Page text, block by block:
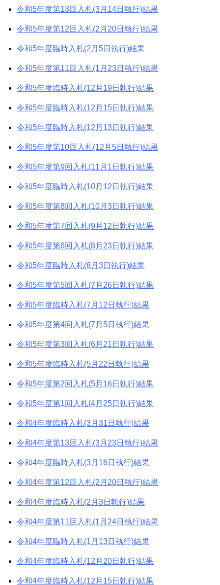
令和5年度第13回入札(3月14日執行)結果
令和5年度第12回入札(2月20日執行)結果
令和5年度臨時入札(2月5日執行)結果
令和5年度第11回入札(1月23日執行)結果
令和5年度臨時入札(12月19日執行)結果
令和5年度臨時入札(12月15日執行)結果
令和5年度臨時入札(12月13日執行)結果
令和5年度第10回入札(12月5日執行)結果
令和5年度第9回入札(11月1日執行)結果
令和5年度臨時入札(10月12日執行)結果
令和5年度第8回入札(10月3日執行)結果
令和5年度第7回入札(9月12日執行)結果
令和5年度第6回入札(8月23日執行)結果
令和5年度臨時入札(8月3日執行)結果
令和5年度第5回入札(7月26日執行)結果
令和5年度臨時入札(7月12日執行)結果
令和5年度第4回入札(7月5日執行)結果
令和5年度第3回入札(6月21日執行)結果
令和5年度臨時入札(5月22日執行)結果
令和5年度第2回入札(5月16日執行)結果
令和5年度第1回入札(4月25日執行)結果
令和4年度臨時入札(3月31日執行)結果
令和4年度第13回入札(3月23日執行)結果
令和4年度臨時入札(3月16日執行)結果
令和4年度第12回入札(2月20日執行)結果
令和4年度臨時入札(2月3日執行)結果
令和4年度第11回入札(1月24日執行)結果
令和4年度臨時入札(1月13日執行)結果
令和4年度臨時入札(12月20日執行)結果
令和4年度臨時入札(12月15日執行)結果